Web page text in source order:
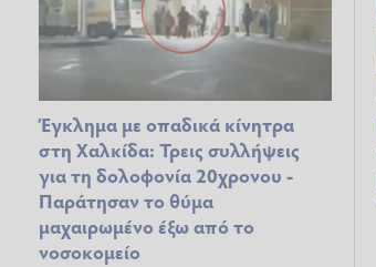
Έγκλημα με οπαδικά κίνητρα
στη Χαλκίδα: Τρεις συλλήψεις
για τη δολοφονία 20χρονου -
Παράτησαν το θύμα
μαχαιρωμένο έξω από το
νοσοκομείο